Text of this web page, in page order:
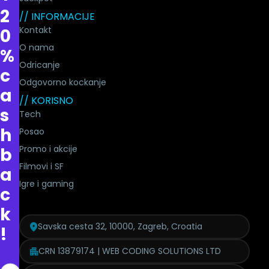
2
0
%
c
a
s
h
b
a
c
k
!
// INFORMACIJE
Kontakt
O nama
Odricanje
Odgovorno kockanje
// KORISNO
Tech
Posao
Promo i akcije
Filmovi i SF
Igre i gaming
Savska cesta 32, 10000, Zagreb, Croatia
CRN 13879174 | WEB CODING SOLUTIONS LTD